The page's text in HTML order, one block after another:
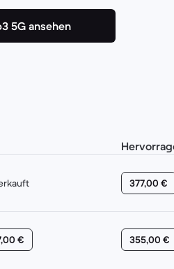
5G ansehen
377,00 €
€ 355,00 €